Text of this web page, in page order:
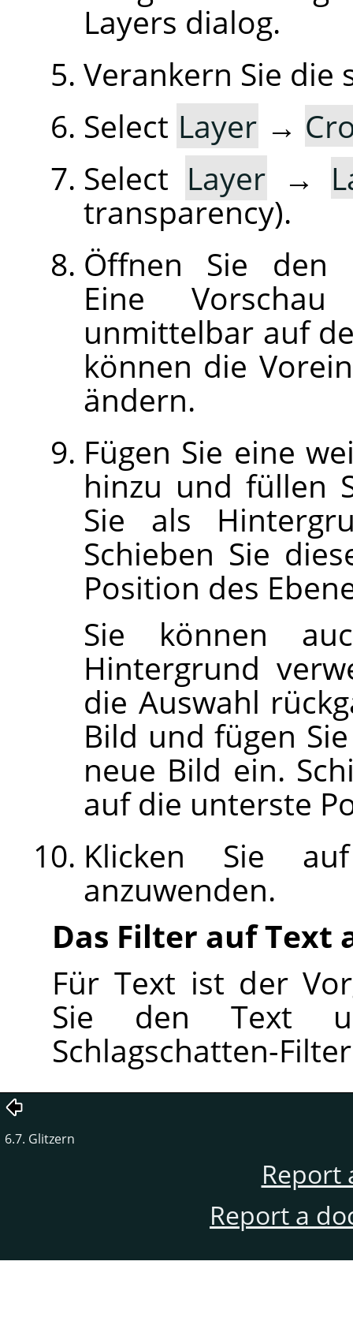
Layers dialog.
Verankern Sie die
Select Layer →
Select Layer →
transparency).
Öffnen Sie den
Eine
unmittelbar auf
können die
ändern.
Fügen Sie eine
hinzu und füllen
Sie als
Schieben Sie
Position des
Sie können
Hintergrund
die Auswahl
Bild und fügen
neue Bild ein.
auf die unterste
Klicken Sie
anzuwenden.
Das Filter auf Text
Für Text ist der
Sie den Text
Schlagschatten-
6.7. Glitzern
Report
Report a